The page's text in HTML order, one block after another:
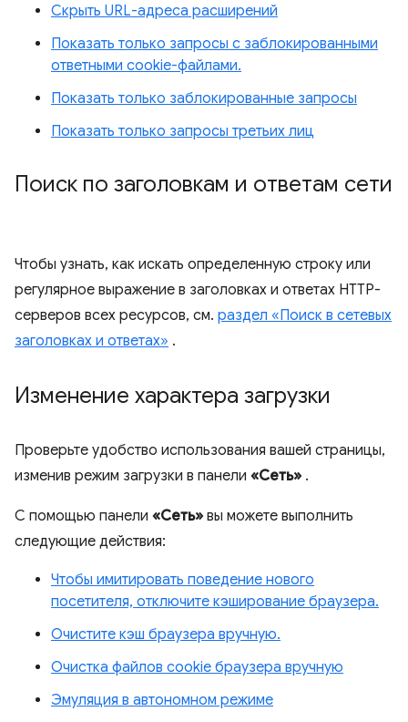
Скрыть URL-адреса расширений
Показать только запросы с заблокированными
ответными cookie-файлами.
Показать только заблокированные запросы
Показать только запросы третьих лиц
Поиск по заголовкам и ответам сети
Чтобы узнать, как искать определенную строку или
регулярное выражение в заголовках и ответах HTTP-
серверов всех ресурсов, см. раздел «Поиск в сетевых
заголовках и ответах» .
Изменение характера загрузки
Проверьте удобство использования вашей страницы,
изменив режим загрузки в панели «Сеть» .
С помощью панели «Сеть» вы можете выполнить
следующие действия:
Чтобы имитировать поведение нового
посетителя, отключите кэширование браузера.
Очистите кэш браузера вручную.
Очистка файлов cookie браузера вручную
Эмуляция в автономном режиме